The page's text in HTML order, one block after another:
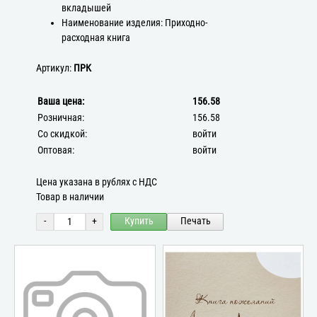
вкладышей
Наименование изделия: Приходно-
расходная книга
Артикул: ПРК
Ваша цена:
156.58
Розничная:
156.58
Со скидкой:
войти
Оптовая:
войти
Цена указана в рублях с НДС
Товар в наличии
- + Купить Печать